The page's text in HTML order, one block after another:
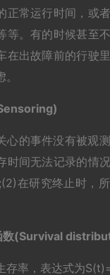
正常运行时间，或
等。有的时候甚至
在出故障前的行驶
心的事件没有被观
时间无法记录的情
在研究终止时，
数(Survival
存率，表达式为